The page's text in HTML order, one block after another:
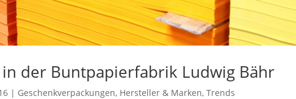
der Buntpapierfabrik Ludwig Bähr
| Geschenkverpackungen, Hersteller & Marken,Trends